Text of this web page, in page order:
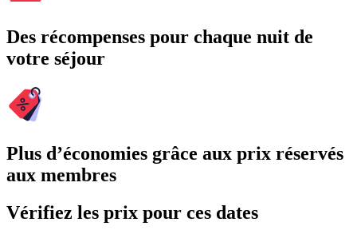
Des récompenses pour chaque nuit de
votre séjour
Plus d’économies grâce aux prix réservés
aux membres
Vérifiez les prix pour ces dates